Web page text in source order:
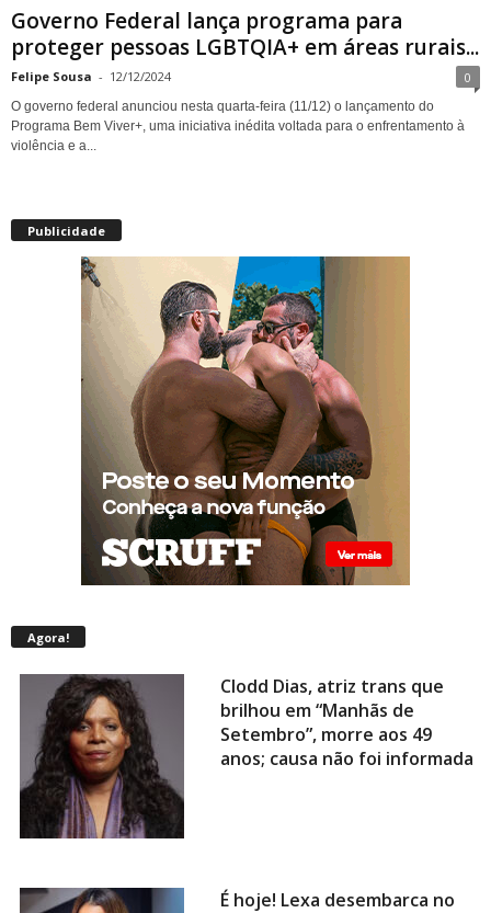
Governo Federal lança programa para
proteger pessoas LGBTQIA+ em áreas rurais...
Felipe Sousa - 12/12/2024 0
O governo federal anunciou nesta quarta-feira (11/12) o lançamento do
Programa Bem Viver+, uma iniciativa inédita voltada para o enfrentamento à
violência e a...
Publicidade
Agora!
Clodd Dias, atriz trans que
brilhou em “Manhãs de
Setembro”, morre aos 49
anos; causa não foi informada
É hoje! Lexa desembarca no